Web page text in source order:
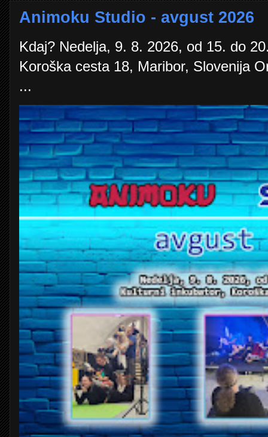
Animoku Studio - avgust 2026
Kdaj? Nedelja, 9. 8. 2026, od 15. do
Koroška cesta 18, Maribor, Slovenija
...